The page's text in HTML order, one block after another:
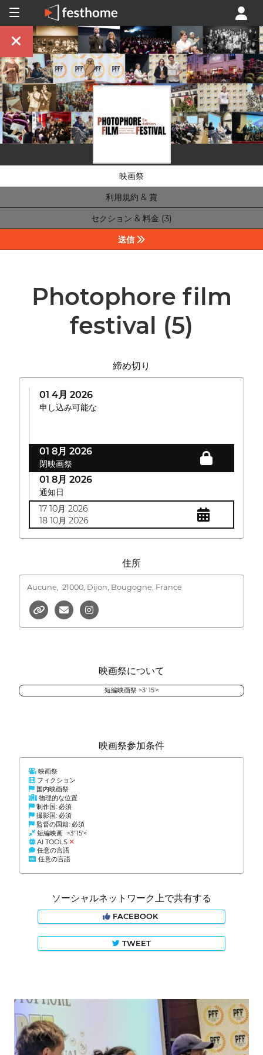
映画祭
利用規約 & 賞
セクション & 料金 (3)
送信
Photophore film
festival (5)
締め切り
01 4月 2026
申し込み可能な
01 8月 2026
閉映画祭
01 8月 2026
通知日
17 10月 2026
18 10月 2026
住所
Aucune, 21000, Dijon, Bougogne, France
映画祭について
短編映画祭 >3' 15'<
映画祭参加条件
映画祭
フィクション
国内映画祭
物理的な位置
制作国: 必須
撮影国: 必須
監督の国籍: 必須
短編映画 >3' 15'<
AI TOOLS
任意の言語
任意の言語
ソーシャルネットワーク上で共有する
FACEBOOK
TWEET